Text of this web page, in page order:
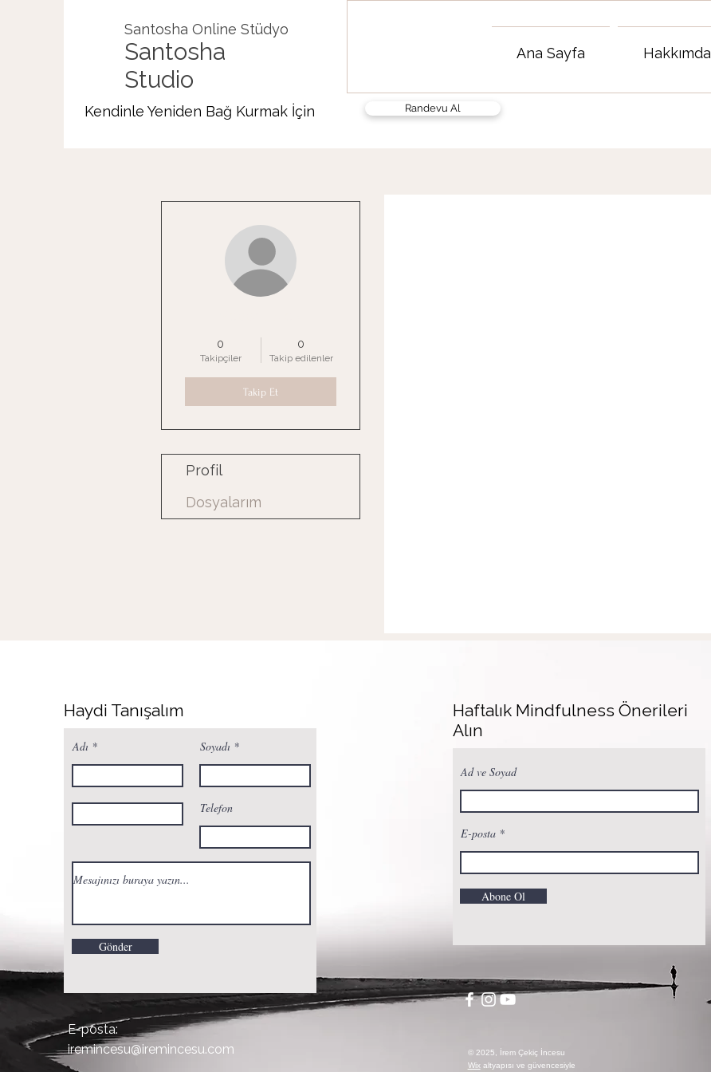
Santosha Online Stüdyo
Santosha
Studio
Ana Sayfa Hakkımda
Kendinle Yeniden Bağ Kurmak İçin Randevu Al
0
Takipçiler
0
Takip edilenler
Takip Et
Profil
Dosyalarım
Haydi Tanışalım
Adı Soyadı
Telefon
Gönder
E-posta:
iremincesu@iremincesu.com
Haftalık Mindfulness Önerileri
Alın
Ad ve Soyad
E-posta
Abone Ol
© 2025, İrem Çekiç İncesu
Wixaltyapısı ve güvencesiyle